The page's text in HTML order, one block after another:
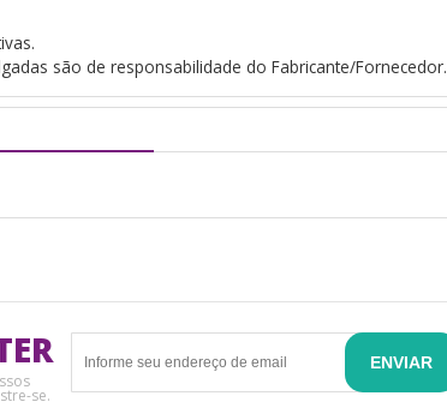
são de responsabilidade do Fabricante/Fornecedor.
se.
ENVIAR